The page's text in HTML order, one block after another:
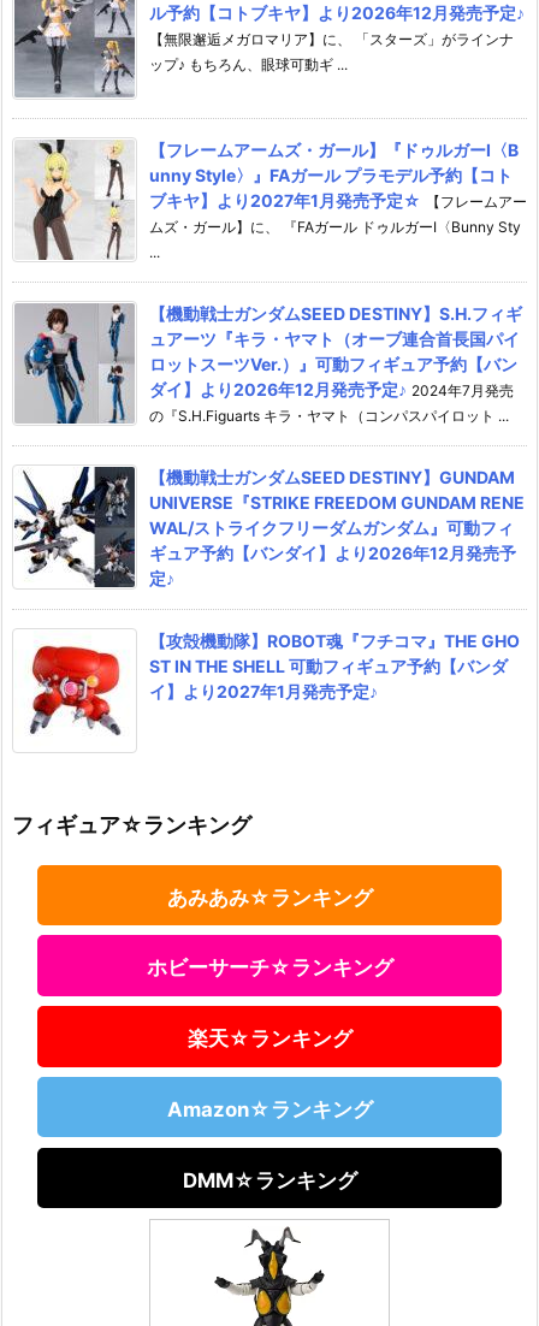
ル予約【コトブキヤ】より2026年12月発売予定♪
【無限邂逅メガロマリア】に、 「スターズ」がラインナ
ップ♪ もちろん、眼球可動ギ ...
【フレームアームズ・ガール】『ドゥルガーI〈B
unny Style〉』FAガール プラモデル予約【コト
ブキヤ】より2027年1月発売予定☆
【フレームアー
ムズ・ガール】に、 『FAガール ドゥルガーI〈Bunny Sty
...
【機動戦士ガンダムSEED DESTINY】S.H.フィギ
ュアーツ『キラ・ヤマト（オーブ連合首長国パイ
ロットスーツVer.）』可動フィギュア予約【バン
ダイ】より2026年12月発売予定♪ 2024年7月発売
の『S.H.Figuarts キラ・ヤマト（コンパスパイロット ...
【機動戦士ガンダムSEED DESTINY】GUNDAM
UNIVERSE『STRIKE FREEDOM GUNDAM RENE
WAL/ストライクフリーダムガンダム』可動フィ
ギュア予約【バンダイ】より2026年12月発売予
定♪
【攻殻機動隊】ROBOT魂『フチコマ』THE GHO
ST IN THE SHELL 可動フィギュア予約【バンダ
イ】より2027年1月発売予定♪
フィギュア☆ランキング
あみあみ☆ランキング
ホビーサーチ☆ランキング
楽天☆ランキング
Amazon☆ランキング
DMM☆ランキング